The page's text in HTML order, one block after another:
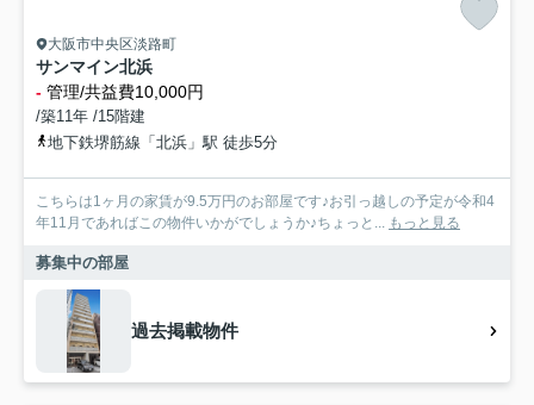
大阪市中央区淡路町
サンマイン北浜
- 管理/共益費10,000円
/築11年 /15階建
地下鉄堺筋線「北浜」駅 徒歩5分
こちらは1ヶ月の家賃が9.5万円のお部屋です♪お引っ越しの予定が令和4
年11月であればこの物件いかがでしょうか♪ちょっと... もっと見る
募集中の部屋
過去掲載物件